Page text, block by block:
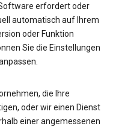
erfordert oder
automatisch auf Ihrem
oder Funktion
Sie die Einstellungen
die Ihre
oder wir einen Dienst
einer angemessenen